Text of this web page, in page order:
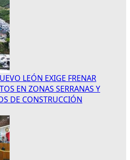
LEÓN EXIGE FRENAR
EN ZONAS SERRANAS Y
DE CONSTRUCCIÓN